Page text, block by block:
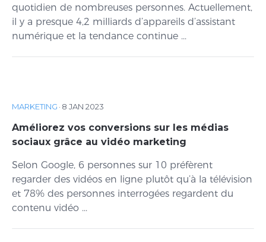
quotidien de nombreuses personnes. Actuellement,
il y a presque 4,2 milliards d’appareils d’assistant
numérique et la tendance continue ...
MARKETING · 8 JAN 2023
Améliorez vos conversions sur les médias
sociaux grâce au vidéo marketing
Selon Google, 6 personnes sur 10 préfèrent
regarder des vidéos en ligne plutôt qu’à la télévision
et 78% des personnes interrogées regardent du
contenu vidéo ...